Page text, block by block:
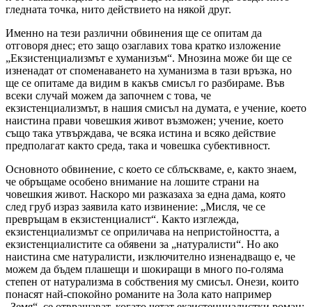
гледната точка, нито действието на някой друг.
Именно на тези различни обвинения ще се опитам да
отговоря днес; ето защо озаглавих това кратко изложение
„Екзистенциализмът е хуманизъм“. Мнозина може би ще се
изненадат от споменаването на хуманизма в тази връзка, но
ще се опитаме да видим в какъв смисъл го разбираме. Във
всеки случай можем да започнем с това, че
екзистенциализмът, в нашия смисъл на думата, е учение, което
наистина прави човешкия живот възможен; учение, което
също така утвърждава, че всяка истина и всяко действие
предполагат както среда, така и човешка субективност.
Основното обвинение, с което се сблъскваме, е, както знаем,
че обръщаме особено внимание на лошите страни на
човешкия живот. Наскоро ми разказаха за една дама, която
след груб израз заявила като извинение: „Мисля, че се
превръщам в екзистенциалист“. Както изглежда,
екзистенциализмът се оприличава на непристойността, а
екзистенциалистите са обявени за „натуралисти“. Но ако
наистина сме натуралисти, изключително изненадващо е, че
можем да бъдем плашещи и шокиращи в много по-голяма
степен от натурализма в собствения му смисъл. Онези, които
понасят най-спокойно романите на Зола като например